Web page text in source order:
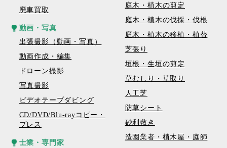
廃車買取
動画・写真
出張撮影（動画・写真）
動画作成・編集
ドローン撮影
写真撮影
ビデオテープダビング
CD/DVD/Blu-rayコピー・
プレス
士業・専門家
庭木・植木の剪定
庭木・植木の伐採・伐根
庭木・植木の移植・植替
芝張り
垣根・生垣の剪定
草むしり・草取り
人工芝
防草シート
砂利敷き
造園業者・植木屋・庭師